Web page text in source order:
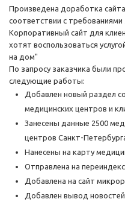
Произведена доработка
соответствии с требованиями
Корпоративный сайт для
хотят воспользоваться
на дом"
По запросу заказчика были
следующие работы:
Добавлен новый раздел
медицинских центров и
Занесены данные 2500
центров Санкт-
Нанесены на карту
Отправлена на
Добавлена на сайт
Добавлен вывод